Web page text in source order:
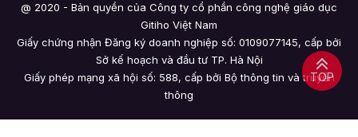
TOP
@ 2020 - Bản quyền của Công ty cổ phần công nghệ giáo dục
Gitiho Việt Nam
Giấy chứng nhận Đăng ký doanh nghiệp số: 0109077145, cấp bởi
Sở kế hoạch và đầu tư TP. Hà Nội
Giấy phép mạng xã hội số: 588, cấp bởi Bộ thông tin và truyền
thông